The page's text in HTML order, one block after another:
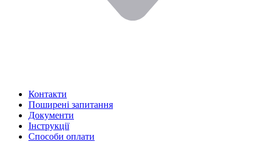
Контакти
Поширені запитання
Документи
Інструкції
Способи оплати